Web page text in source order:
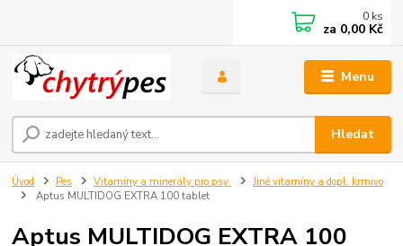
Menu
Hledat
0 ks
za 0,00 Kč
Úvod Pes Vitamíny a minerály pro psy
Jiné vitamíny a dopl. krmivo
Aptus MULTIDOG EXTRA 100 tablet
Aptus MULTIDOG EXTRA 100